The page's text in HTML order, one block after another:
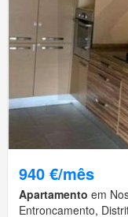
940 €/mês
Apartamento em
Entroncamento,